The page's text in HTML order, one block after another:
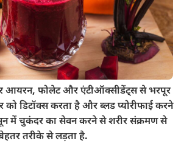
आयरन, फोलेट और एंटीऑक्सीडेंट्स से भरपूर
को डिटॉक्स करता है और ब्लड प्योरीफाई करने
में चुकंदर का सेवन करने से शरीर संक्रमण से
तरीके से लड़ता है.